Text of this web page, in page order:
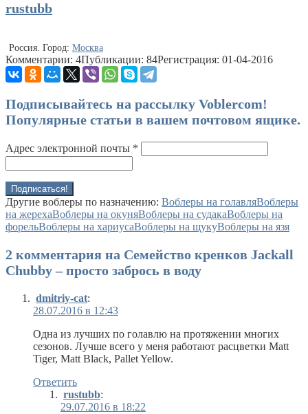
rustubb
Россия. Город: Москва
Комментарии: 4Публикации: 84Регистрация: 01-04-2016
Подписывайтесь на рассылку Voblercom!
Популярные статьи в вашем почтовом ящике.
Адрес электронной почты *
Другие воблеры по назначению: Воблеры на голавляВоблеры
на жерехаВоблеры на окуняВоблеры на судакаВоблеры на
форельВоблеры на хариусаВоблеры на щукуВоблеры на язя
2 комментария на Семейство кренков Jackall
Chubby – просто забрось в воду
dmitriy-cat:
28.07.2016 в 12:43
Одна из лучших по голавлю на протяжении многих
сезонов. Лучше всего у меня работают расцветки Matt
Tiger, Matt Black, Pallet Yellow.
Ответить
rustubb:
29.07.2016 в 18:22